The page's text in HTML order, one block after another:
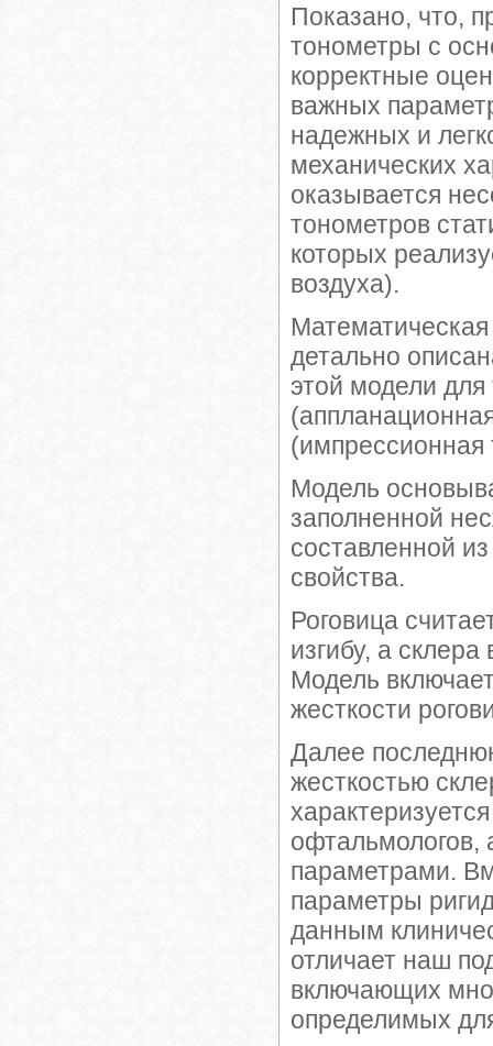
Показано, что,
тонометры с
корректные
важных
надежных и
механических
оказывается
тонометров
которых
воздуха).
детально
этой модели
(импрессионная
Модель
заполненной
составленной
свойства.
Роговица
изгибу, а
Модель
жесткости
Далее
жесткостью
офтальмологов,
параметрами.
параметры
данным
отличает наш
включающих
определимых